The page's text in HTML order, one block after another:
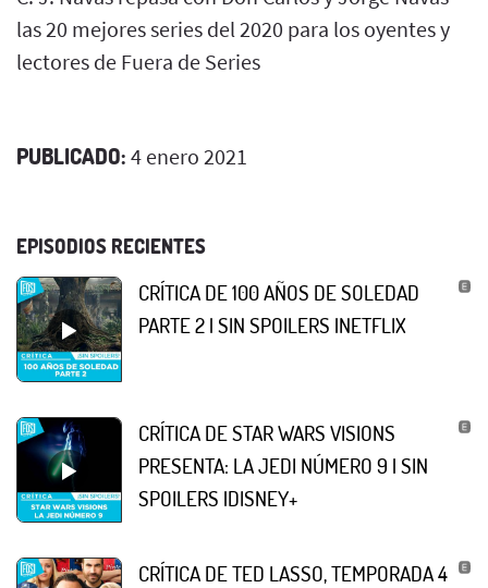
las 20 mejores series del 2020 para los oyentes y
lectores de Fuera de Series
PUBLICADO: 4 enero 2021
EPISODIOS RECIENTES
CRÍTICA DE 100 AÑOS DE SOLEDAD
PARTE 2 | SIN SPOILERS |NETFLIX
CRÍTICA DE STAR WARS VISIONS
PRESENTA: LA JEDI NÚMERO 9 | SIN
SPOILERS |DISNEY+
CRÍTICA DE TED LASSO, TEMPORADA 4